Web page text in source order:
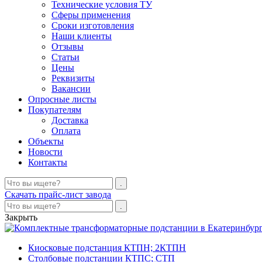
Технические условия ТУ
Сферы применения
Сроки изготовления
Наши клиенты
Отзывы
Статьи
Цены
Реквизиты
Вакансии
Опросные листы
Покупателям
Доставка
Оплата
Объекты
Новости
Контакты
Скачать прайс-лист завода
Закрыть
Киосковые подстанция КТПН; 2КТПН
Столбовые подстанции КТПС; СТП